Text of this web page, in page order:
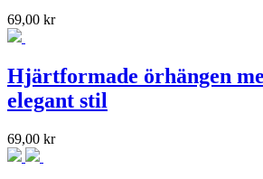
69,00 kr
Hjärtformade örhängen
elegant stil
69,00 kr